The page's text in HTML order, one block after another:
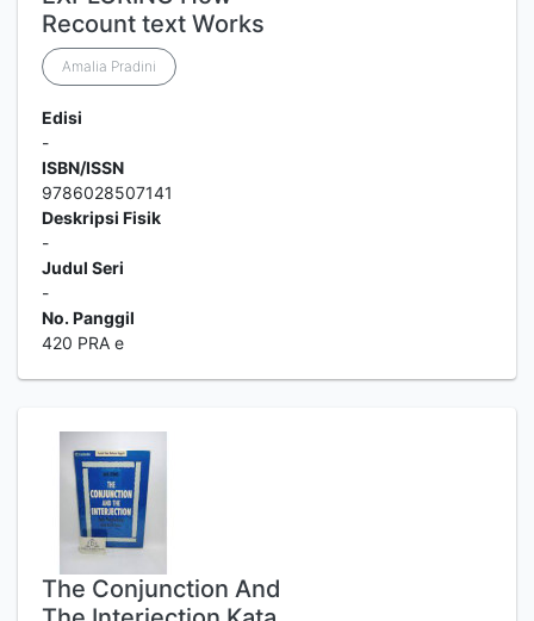
Recount text Works
Amalia Pradini
Edisi
-
ISBN/ISSN
9786028507141
Deskripsi Fisik
-
Judul Seri
-
No. Panggil
420 PRA e
The Conjunction And